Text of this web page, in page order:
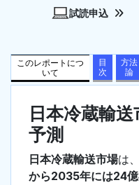
試読申込
このレポートにつ
いて
目
次
方法
論
日本冷蔵輸
予測
日本冷蔵輸送市場は
から2035年には24